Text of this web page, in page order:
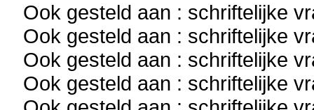
Ook gesteld aan : schriftelijke
Ook gesteld aan : schriftelijke
Ook gesteld aan : schriftelijke
Ook gesteld aan : schriftelijke